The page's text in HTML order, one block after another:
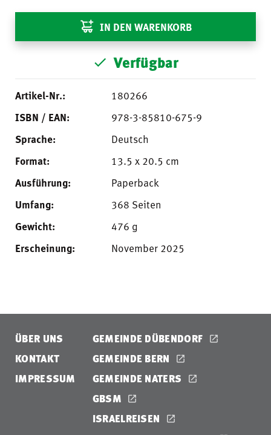
IN DEN WARENKORB
Verfügbar
Artikel-Nr.:
180266
ISBN / EAN:
978-3-85810-675-9
Sprache:
Deutsch
Format:
13.5 x 20.5 cm
Ausführung:
Paperback
Umfang:
368 Seiten
Gewicht:
476 g
Erscheinung:
November 2025
ÜBER UNS
KONTAKT
IMPRESSUM
GEMEINDE DÜBENDORF
GEMEINDE BERN
GEMEINDE NATERS
GBSM
ISRAELREISEN